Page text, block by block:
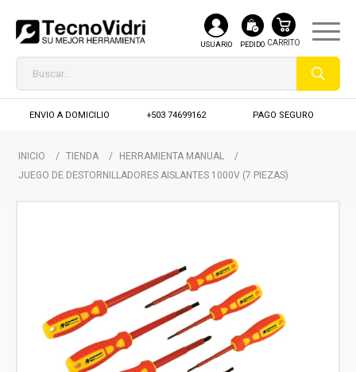
USUARIO PEDIDO
ENVIO A DOMICILIO +503 74699162 PAGO SEGURO
INICIO / TIENDA / HERRAMIENTA MANUAL
/
JUEGO DE DESTORNILLADORES AISLANTES 1000V (7 PIEZAS)